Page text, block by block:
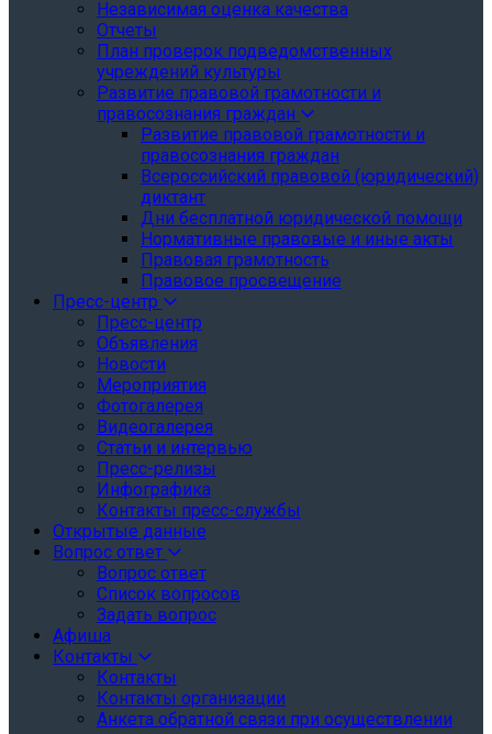
Независимая оценка качества
Отчеты
План проверок подведомственных
учреждений культуры
Развитие правовой грамотности и
правосознания граждан
Развитие правовой грамотности и
правосознания граждан
Всероссийский правовой (юридический)
диктант
Дни бесплатной юридической помощи
Нормативные правовые и иные акты
Правовая грамотность
Правовое просвещение
Пресс-центр
Пресс-центр
Объявления
Новости
Мероприятия
Фотогалерея
Видеогалерея
Статьи и интервью
Пресс-релизы
Инфографика
Контакты пресс-службы
Открытые данные
Вопрос ответ
Вопрос ответ
Список вопросов
Задать вопрос
Афиша
Контакты
Контакты
Контакты организации
Анкета обратной связи при осуществлении